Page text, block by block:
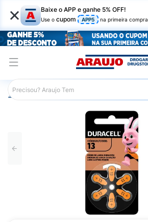
× Baixe o APP e ganhe 5% OFF!
Use o cupom APP5 na primeira compra
Araujo Mercado